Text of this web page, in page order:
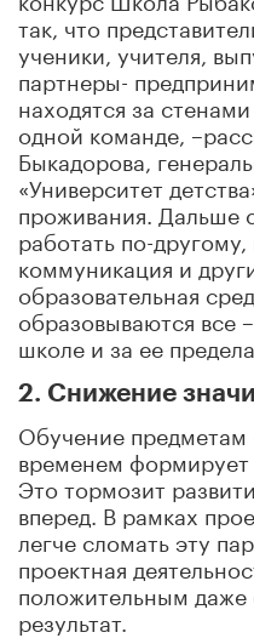
так, что
ученики, учителя,
партнеры-
находятся за
одной команде,
Быкадорова,
«Университет
проживания. Дальше
работать по-
коммуникация и
образовательная
образовываются все
школе и за ее
2. Снижение
Обучение предметам
временем формирует
Это тормозит
вперед. В рамках
легче сломать эту
проектная
положительным даже
результат.